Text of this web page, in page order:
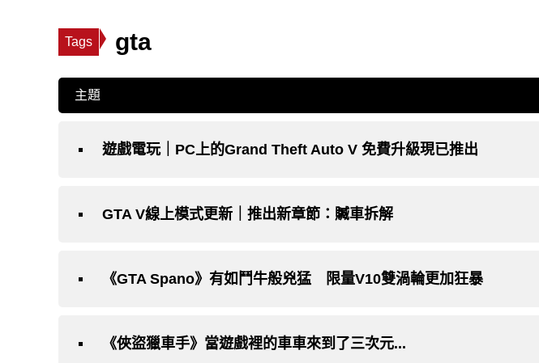
Tags gta
主題
遊戲電玩｜PC上的Grand Theft Auto V 免費升級現已推出
GTA V線上模式更新｜推出新章節：贓車拆解
《GTA Spano》有如鬥牛般兇猛 限量V10雙渦輪更加狂暴
《俠盜獵車手》當遊戲裡的車車來到了三次元...